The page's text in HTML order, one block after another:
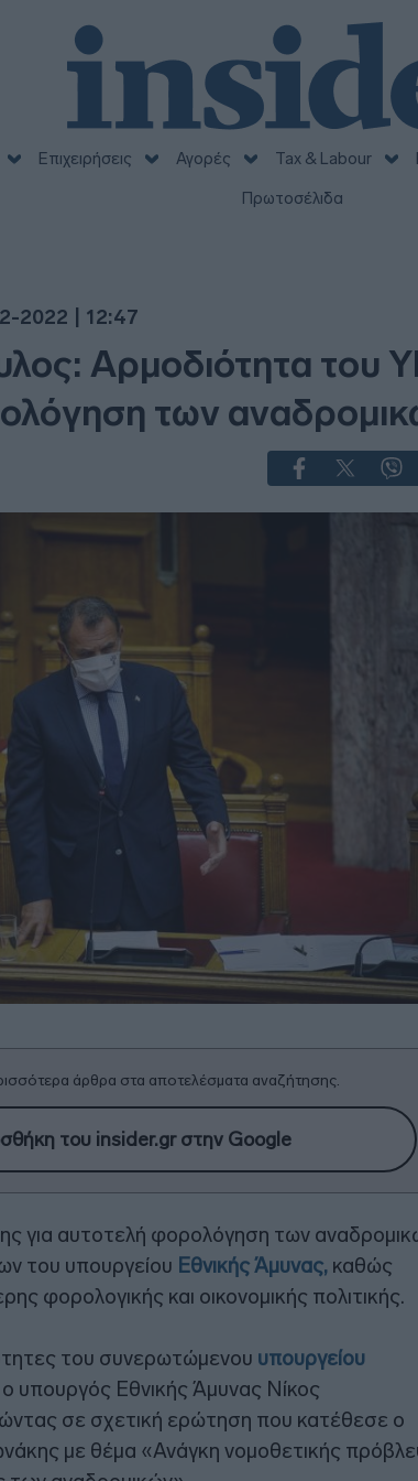
Επιχειρήσεις Αγορές Tax & Labour
Πρωτοσέλιδα
2022 | 12:47
Αρμοδιότητα του
των
άρθρα στα αποτελέσματα αναζήτησης.
του insider.gr στην Google
για αυτοτελή φορολόγηση των
του υπουργείου Εθνικής Άμυνας, καθώς
φορολογικής και οικονομικής πολιτικής.
του συνερωτώμενου υπουργείου
υπουργός Εθνικής Άμυνας Νίκος
σε σχετική ερώτηση που κατέθεσε ο
με θέμα «Ανάγκη νομοθετικής